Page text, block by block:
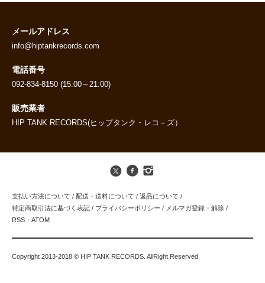
メールアドレス
info@hiptankrecords.com
電話番号
092-834-8150 (15:00～21:00)
販売業者
HIP TANK RECORDS(ヒップタンク・レコ－ズ）
支払い方法について / 配送・送料について / 返品について /
特定商取引法に基づく表記 / プライバシーポリシー / メルマガ登録・解除 /
RSS ・ ATOM
Copyright 2013-2018 © HIP TANK RECORDS. AllRight Reserved.